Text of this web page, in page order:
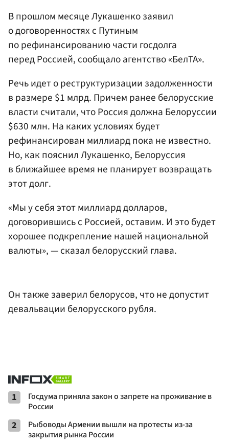
В прошлом месяце Лукашенко заявил
о договоренностях с Путиным
по рефинансированию части госдолга
перед Россией, сообщало агентство «БелТА».
Речь идет о реструктуризации задолженности
в размере $1 млрд. Причем ранее белорусские
власти считали, что Россия должна Белоруссии
$630 млн. На каких условиях будет
рефинансирован миллиард пока не известно.
Но, как пояснил Лукашенко, Белоруссия
в ближайшее время не планирует возвращать
этот долг.
«Мы у себя этот миллиард долларов,
договорившись с Россией, оставим. И это будет
хорошее подкрепление нашей национальной
валюты», — сказал белорусский глава.
Он также заверил белорусов, что не допустит
девальвации белорусского рубля.
1
Госдума приняла закон о запрете на проживание в
России
2
Рыбоводы Армении вышли на протесты из-за
закрытия рынка России